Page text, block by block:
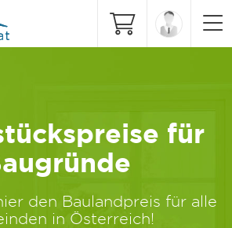
für
den Baulandpreis für alle
in Österreich!